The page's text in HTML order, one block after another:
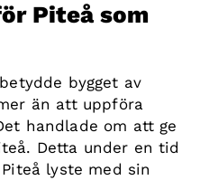
Piteå som
bygget av
än att uppföra
handlade om att ge
Detta under en tid
lyste med sin